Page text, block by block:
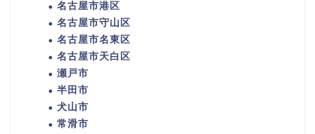
名古屋市港区
名古屋市守山区
名古屋市名東区
名古屋市天白区
瀬戸市
半田市
犬山市
常滑市